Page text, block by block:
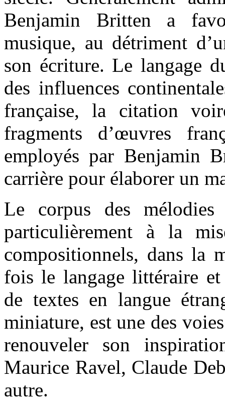
Benjamin Britten a
musique, au détriment
son écriture. Le langage
des influences
française, la citation
fragments d’œuvres
employés par Benjamin
carrière pour élaborer un
Le corpus des
particulièrement à la
compositionnels, dans la
fois le langage littéraire
de textes en langue
miniature, est une des
renouveler son
Maurice Ravel, Claude
autre.